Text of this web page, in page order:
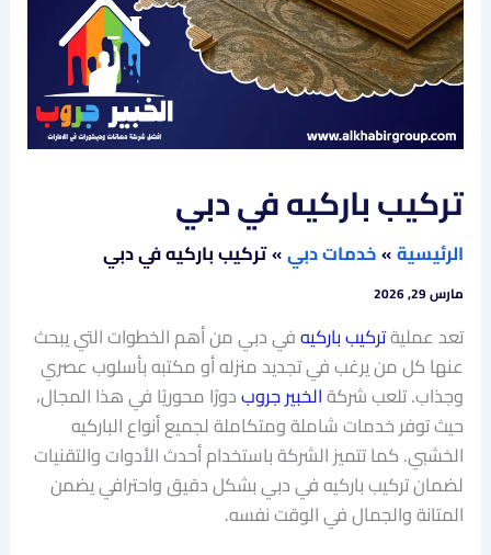
تركيب باركيه في دبي
الرئيسية خدمات دبي تركيب باركيه في دبي
مارس 29, 2026
تعد عمليةتركيب باركيهفي دبي من أهم الخطوات التي يبحث
عنها كل من يرغب في تجديد منزله أو مكتبه بأسلوب عصري
وجذاب. تلعب شركةالخبير جروبدورًا محوريًا في هذا المجال،
حيث توفر خدمات شاملة ومتكاملة لجميع أنواع الباركيه
الخشبي. كما تتميز الشركة باستخدام أحدث الأدوات والتقنيات
لضمان تركيب باركيه في دبي بشكل دقيق واحترافي يضمن
المتانة والجمال في الوقت نفسه.